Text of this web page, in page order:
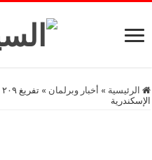
الرئيسية » أخبار وبرلمان »
الإسكندرية